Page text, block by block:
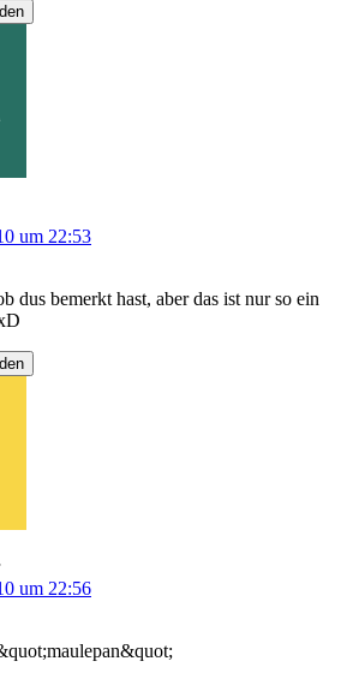
um 22:53
dus bemerkt hast, aber das ist nur so ein
um 22:56